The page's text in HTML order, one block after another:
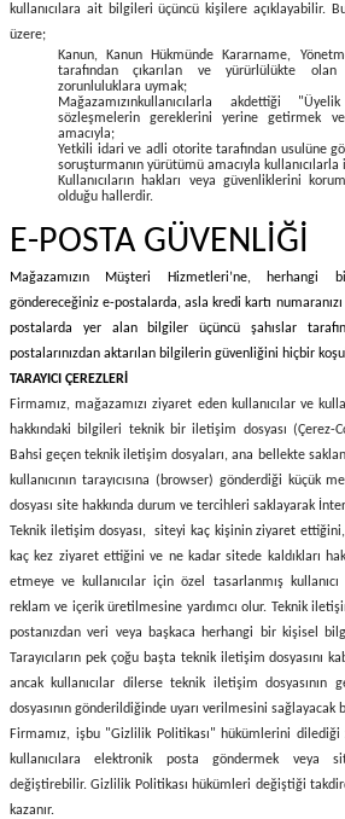
kullanıcılara ait bilgileri üçüncü kişilere açıklayabilir.
üzere;
Kanun, Kanun Hükmünde Kararname,
tarafından çıkarılan ve yürürlülükte olan
zorunluluklara uymak;
Mağazamızınkullanıcılarla akdettiği
sözleşmelerin gereklerini yerine getirmek
amacıyla;
Yetkili idari ve adli otorite tarafından usulüne
soruşturmanın yürütümü amacıyla
Kullanıcıların hakları veya güvenliklerini
olduğu hallerdir.
E-POSTA GÜVENLİĞİ
Mağazamızın Müşteri Hizmetleri’ne,
göndereceğiniz e-postalarda, asla kredi kartı
postalarda yer alan bilgiler üçüncü şahıslar
postalarınızdan aktarılan bilgilerin güvenliğini hiçbir
TARAYICI ÇEREZLERİ
Firmamız, mağazamızı ziyaret eden kullanıcılar ve
hakkındaki bilgileri teknik bir iletişim dosyası (Çerez-
Bahsi geçen teknik iletişim dosyaları, ana bellekte
kullanıcının tarayıcısına (browser) gönderdiği küçük
dosyası site hakkında durum ve tercihleri saklayarak
Teknik iletişim dosyası, siteyi kaç kişinin ziyaret
kaç kez ziyaret ettiğini ve ne kadar sitede kaldıkları
etmeye ve kullanıcılar için özel tasarlanmış
reklam ve içerik üretilmesine yardımcı olur. Teknik
postanızdan veri veya başkaca herhangi bir kişisel
Tarayıcıların pek çoğu başta teknik iletişim dosyasını
ancak kullanıcılar dilerse teknik iletişim dosyasının
dosyasının gönderildiğinde uyarı verilmesini
Firmamız, işbu "Gizlilik Politikası" hükümlerini dilediği
kullanıcılara elektronik posta göndermek veya
değiştirebilir. Gizlilik Politikası hükümleri değiştiği
kazanır.